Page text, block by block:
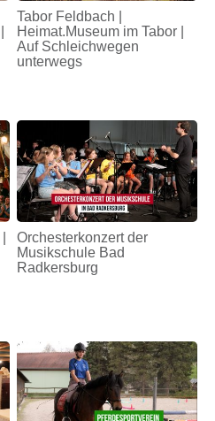
Tabor Feldbach |
Heimat.Museum im Tabor |
Auf Schleichwegen
unterwegs
Orchesterkonzert der
Musikschule Bad
Radkersburg